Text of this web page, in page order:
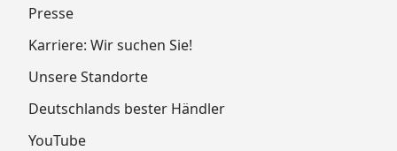
Presse
Karriere: Wir suchen Sie!
Unsere Standorte
Deutschlands bester Händler
YouTube